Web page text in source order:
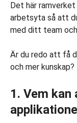
Det här
arbetsyta så att
med ditt team
Är du redo att få
och mer
1. Vem kan